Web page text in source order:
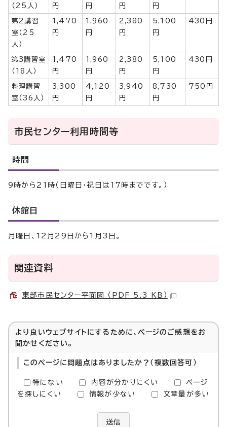
（25人） 円 円 円 円
第2講習
室（25
人）
1,470
円
1,960
円
2,380
円
5,100
円
430円
第3講習室
（18人）
1,470
円
1,960
円
2,380
円
5,100
円
430円
料理講習
室（36人）
3,300
円
4,120
円
3,940
円
8,730
円
750円
市民センター利用時間等
時間
9時から21時（日曜日・祝日は17時までです。）
休館日
月曜日、12月29日から1月3日。
関連資料
東部市民センター平面図 （PDF 5.3 KB）
より良いウェブサイトにするために、ページのご感想をお
聞かせください。
このページに問題点はありましたか？（複数回答可）
特にない 内容が分かりにくい
ページ
を探しにくい
情報が少ない 文章量が多い
送信